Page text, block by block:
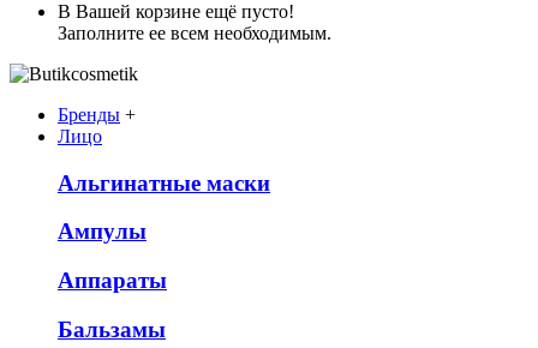
В Вашей корзине ещё пусто!
Заполните ее всем необходимым.
Бренды +
Лицо
Альгинатные маски
Ампулы
Аппараты
Бальзамы